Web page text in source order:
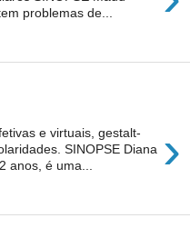
problemas de...
›
e virtuais, gestalt-
SINOPSE Diana
anos, é uma...